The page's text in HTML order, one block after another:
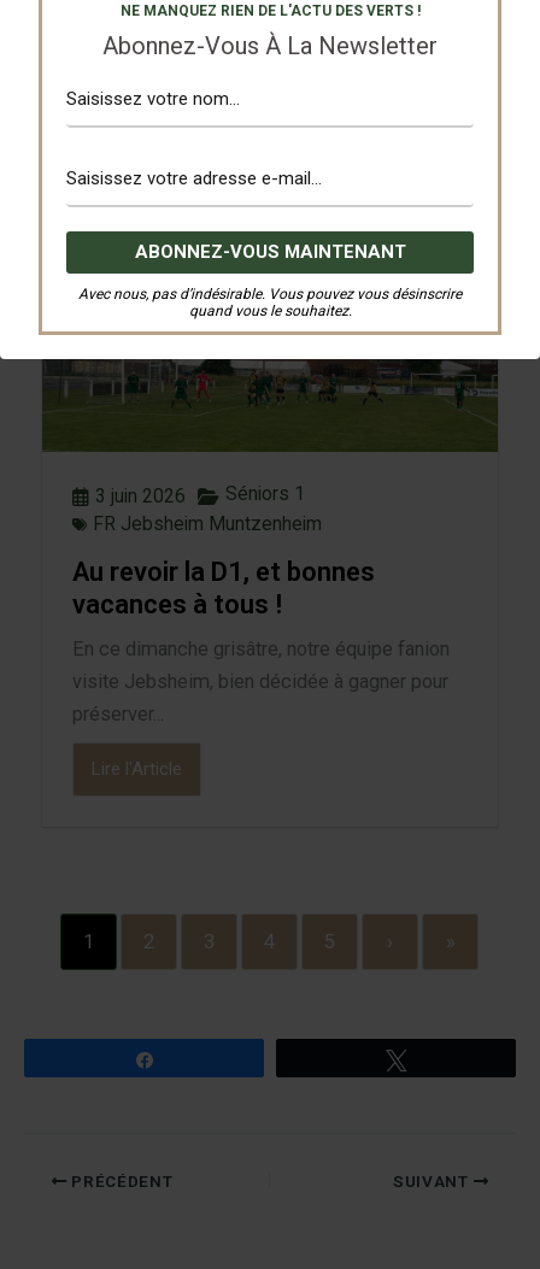
NE MANQUEZ RIEN DE L'ACTU DES VERTS !
Abonnez-Vous À La Newsletter
Avec nous, pas d’indésirable. Vous pouvez vous désinscrire
quand vous le souhaitez.
EJHT Bitschwiller-lès-Thann
Lire l'Article
3 juin 2026
Séniors 1
FR Jebsheim Muntzenheim
Au revoir la D1, et bonnes
vacances à tous !
En ce dimanche grisâtre, notre équipe fanion
visite Jebsheim, bien décidée à gagner pour
préserver...
Lire l'Article
1 2 3 4 5 › »
PRÉCÉDENT SUIVANT